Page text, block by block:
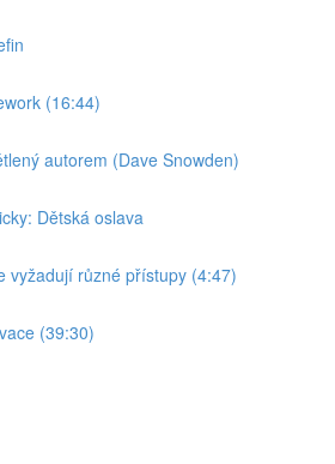
(16:44)
autorem (Dave Snowden)
Dětská oslava
vyžadují různé přístupy (4:47)
(39:30)